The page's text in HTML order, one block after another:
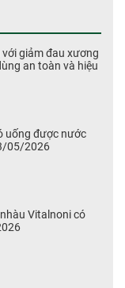
giảm đau xương
an toàn và hiệu
uống được nước
05/2026
Vitalnoni có